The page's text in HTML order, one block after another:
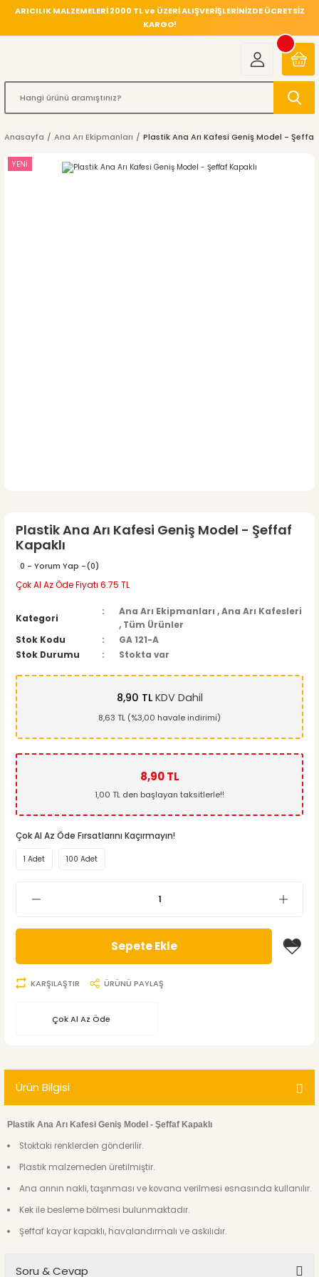
ARICILIK MALZEMELERİ 2000 TL ve ÜZERİ ALIŞVERİŞLERİNİZDE ÜCRETSİZ
KARGO!
Anasayfa Ana Arı Ekipmanları Plastik Ana Arı Kafesi Geniş Model - Şeffaf
YENİ
Plastik Ana Arı Kafesi Geniş Model - Şeffaf
Kapaklı
0 - Yorum Yap -(0)
Çok Al Az Öde Fiyatı 6.75 TL
Kategori
Ana Arı Ekipmanları ,Ana Arı Kafesleri
, Tüm Ürünler
Stok Kodu
GA 121-A
Stok Durumu
Stokta var
8,90 TLKDV Dahil
8,63 TL (%3,00 havale indirimi)
8,90 TL
1,00 TL den başlayan taksitlerle!!
Çok Al Az Öde Fırsatlarını Kaçırmayın!
1 Adet 100 Adet
Sepete Ekle
KARŞILAŞTIR ÜRÜNÜ PAYLAŞ
Çok Al Az Öde
Ürün Bilgisi
Plastik Ana Arı Kafesi Geniş Model - Şeffaf Kapaklı
Stoktaki renklerden gönderilir.
Plastik malzemeden üretilmiştir.
Ana arının nakli, taşınması ve kovana verilmesi esnasında kullanılır.
Kek ile besleme bölmesi bulunmaktadır.
Şeffaf kayar kapaklı, havalandırmalı ve askılıdır.
Soru & Cevap